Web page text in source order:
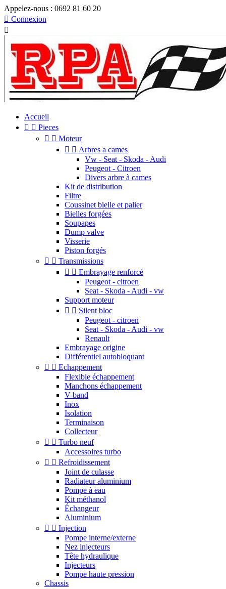
Appelez-nous : 0692 81 60 20
 Connexion

Accueil
  Pieces
  Moteur
  Arbres a cames
Vw - Seat - Skoda - Audi
Peugeot - Citroen
Divers arbre à cames
Kit de distribution
Filtre
Coussinet bielle et palier
Bielles forgées
Soupapes
Dump valve
Visserie
Piston forgés
  Transmissions
  Embrayage renforcé
Peugeot - citroen
Seat - Skoda - Audi - vw
Support moteur
  Silent bloc
Peugeot - citroen
Seat - Skoda - Audi - vw
Renault
Embrayage origine
Différentiel autobloquant
  Echappement
Flexible échappement
Manchons échappement
V-band
Inox
Isolation
Terminaison
Collecteur
  Turbo neuf
Accessoires turbo
  Refroidissement
Joint de culasse
Radiateur aluminium
Pompe à eau
Kit méthanol
Échangeur
Aluminium
  Injection
Pompe interne/externe
Nez injecteurs
Tête hydraulique
Injecteurs
Pompe haute pression
Chassis